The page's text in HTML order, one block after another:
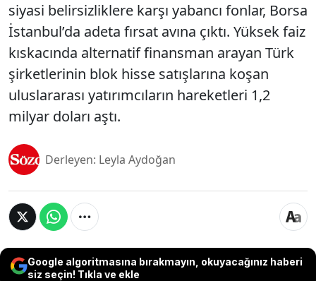
siyasi belirsizliklere karşı yabancı fonlar, Borsa
İstanbul’da adeta fırsat avına çıktı. Yüksek faiz
kıskacında alternatif finansman arayan Türk
şirketlerinin blok hisse satışlarına koşan
uluslararası yatırımcıların hareketleri 1,2
milyar doları aştı.
Derleyen: Leyla Aydoğan
Google algoritmasına bırakmayın, okuyacağınız haberi
siz seçin! Tıkla ve ekle